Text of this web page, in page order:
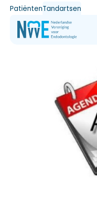
PatiëntenTandartsen